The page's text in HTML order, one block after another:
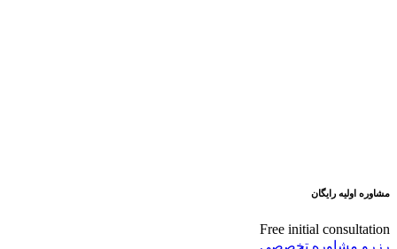
مشاوره اولیه رایگان
Free initial consultation